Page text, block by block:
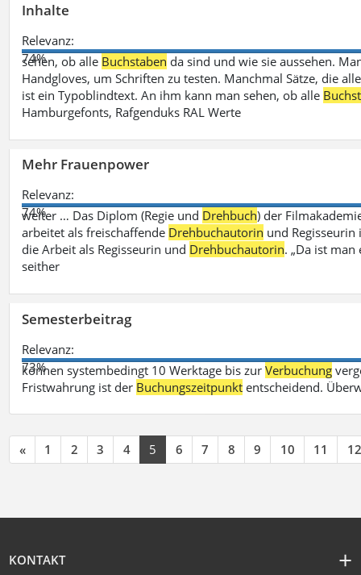
Inhalte
Relevanz:
74%
sehen, ob alle Buchstaben da sind und wie sie aussehen.
Handgloves, um Schriften zu testen. Manchmal Sätze, die
ist ein Typoblindtext. An ihm kann man sehen, ob alle
Hamburgefonts, Rafgenduks RAL Werte
Mehr Frauenpower
Relevanz:
74%
weiter … Das Diplom (Regie und Drehbuch) der
arbeitet als freischaffende Drehbuchautorin und
die Arbeit als Regisseurin und Drehbuchautorin. „Da ist
seither
Semesterbeitrag
Relevanz:
73%
können systembedingt 10 Werktage bis zurVerbuchung
Fristwahrung ist der Buchungszeitpunkt entscheidend.
« 1 2 3 4 5 6 7 8 9 10 11 12
KONTAKT